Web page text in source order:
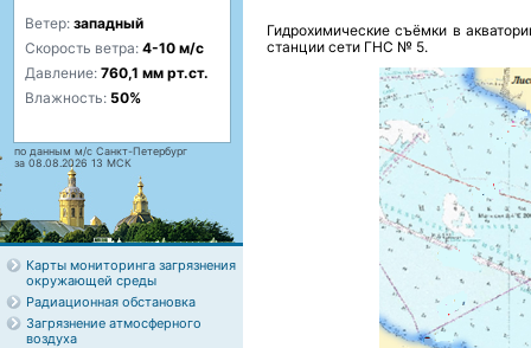
Ветер: западный
Скорость ветра: 4-10 м/с
Давление: 760,1 мм рт.ст.
Влажность: 50%
по данным м/с Санкт-Петербург
за 08.08.2026 13 МСК
Карты мониторинга загрязнения
окружающей среды
Радиационная обстановка
Загрязнение атмосферного
воздуха
Гидрохимические съёмки в
станции сети ГНС № 5.